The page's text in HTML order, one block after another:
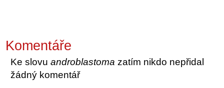
Komentáře
Ke slovuandroblastoma zatím nikdo nepřidal
žádný komentář